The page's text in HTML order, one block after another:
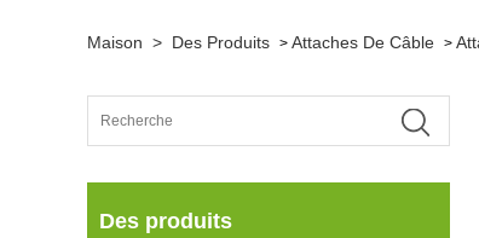
Maison > Des Produits > Attaches De Câble >
Des produits